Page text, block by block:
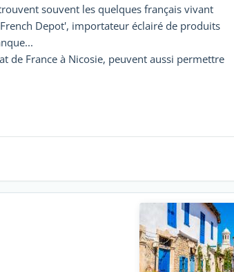
souvent les quelques français vivant
Depot', importateur éclairé de produits
de France à Nicosie, peuvent aussi permettre